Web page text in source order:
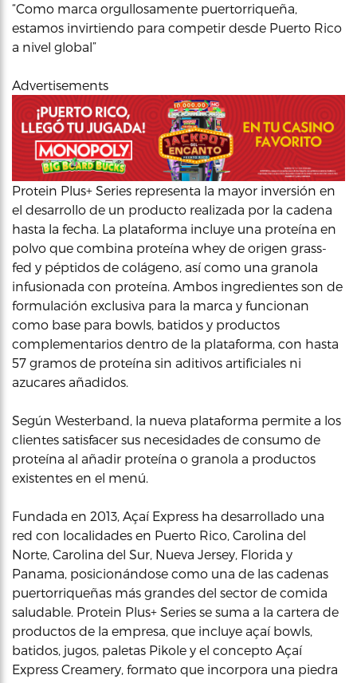
“Como marca orgullosamente puertorriqueña,
estamos invirtiendo para competir desde Puerto Rico
a nivel global”
Advertisements
Protein Plus+ Series representa la mayor inversión en
el desarrollo de un producto realizada por la cadena
hasta la fecha. La plataforma incluye una proteína en
polvo que combina proteína whey de origen grass-
fed y péptidos de colágeno, así como una granola
infusionada con proteína. Ambos ingredientes son de
formulación exclusiva para la marca y funcionan
como base para bowls, batidos y productos
complementarios dentro de la plataforma, con hasta
57 gramos de proteína sin aditivos artificiales ni
azucares añadidos.
Según Westerband, la nueva plataforma permite a los
clientes satisfacer sus necesidades de consumo de
proteína al añadir proteína o granola a productos
existentes en el menú.
Fundada en 2013, Açaí Express ha desarrollado una
red con localidades en Puerto Rico, Carolina del
Norte, Carolina del Sur, Nueva Jersey, Florida y
Panama, posicionándose como una de las cadenas
puertorriqueñas más grandes del sector de comida
saludable. Protein Plus+ Series se suma a la cartera de
productos de la empresa, que incluye açaí bowls,
batidos, jugos, paletas Pikole y el concepto Açaí
Express Creamery, formato que incorpora una piedra